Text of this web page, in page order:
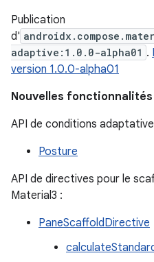
Publication
d'
adaptive:1.0.0-alpha01 .
version 1.0.0-alpha01
Nouvelles fonctionnalités
API de conditions
Posture
API de directives pour le
Material3 :
PaneScaffoldDirective